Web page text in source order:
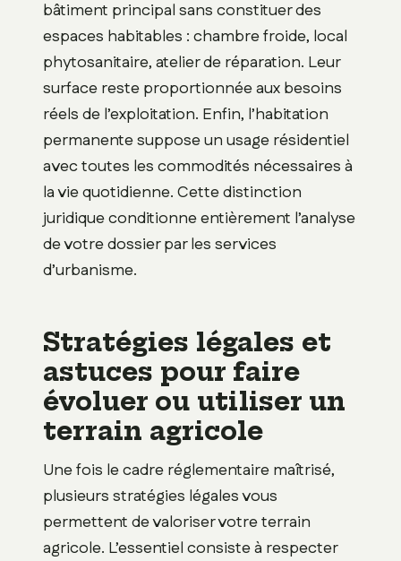
bâtiment principal sans constituer des
espaces habitables : chambre froide, local
phytosanitaire, atelier de réparation. Leur
surface reste proportionnée aux besoins
réels de l’exploitation. Enfin, l’habitation
permanente suppose un usage résidentiel
avec toutes les commodités nécessaires à
la vie quotidienne. Cette distinction
juridique conditionne entièrement l’analyse
de votre dossier par les services
d’urbanisme.
Stratégies légales et
astuces pour faire
évoluer ou utiliser un
terrain agricole
Une fois le cadre réglementaire maîtrisé,
plusieurs stratégies légales vous
permettent de valoriser votre terrain
agricole. L’essentiel consiste à respecter